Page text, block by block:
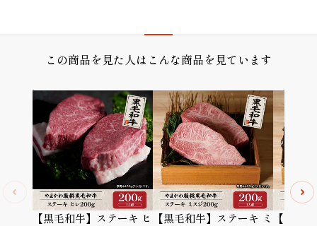
この商品を見た人はこんな商品を見ています
【黒毛和牛】ステーキ ヒ
【黒毛和牛】ステーキ ミ
【黒毛